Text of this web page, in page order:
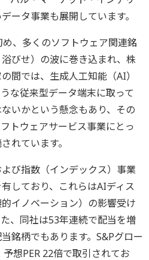
ータ事業も展開しています。
、多くのソフトウェア関連銘
びせ）の波に巻き込まれ、株
間では、生成人工知能（AI）
な従来型データ端末に取って
いかという懸念もあり、その
トウェアサービス事業にとっ
れています。
び指数（インデックス）事業
しており、これらはAIディス
イノベーション）の影響受け
、同社は53年連続で配当を増
銘柄でもあります。S&Pグロー
想PER 22倍で取引されてお